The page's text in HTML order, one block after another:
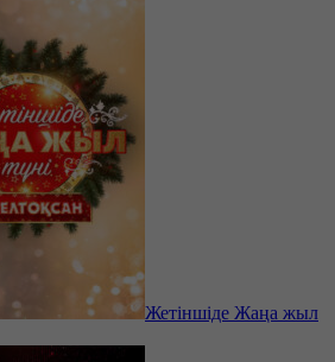
Жетіншіде Жаңа жыл